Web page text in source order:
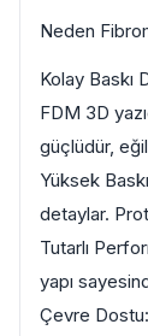
Neden
Kolay Baskı
FDM 3D
güçlüdür,
Yüksek
detaylar.
Tutarlı
yapı
Çevre